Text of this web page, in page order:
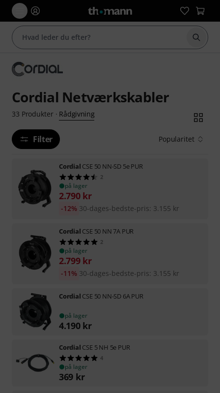
Start
Cordial Netværkskabler
33 Produkter· Rådgivning
Filter Popularitet
Cordial CSE 50 NN-SD 5e PUR
2
på lager
2.790 kr
30-dages-bedste-pris: 3.155 kr
-12%
Cordial CSE 50 NN 7A PUR
2
på lager
2.799 kr
30-dages-bedste-pris: 3.155 kr
-11%
Cordial CSE 50 NN-SD 6A PUR
på lager
4.190 kr
Cordial CSE 5 NH 5e PUR
4
på lager
369 kr